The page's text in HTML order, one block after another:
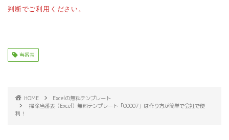
判断でご利用ください。
当番表
HOME
Excelの無料テンプレート
掃除当番表（Excel）無料テンプレート「00007」は作り方が簡単で会社で便
利！